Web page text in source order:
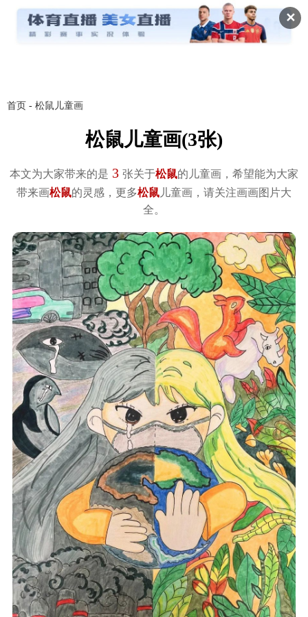
✕
首页 - 松鼠儿童画
松鼠儿童画(3张)
本文为大家带来的是 3 张关于松鼠的儿童画，希望能为大家
带来画松鼠的灵感，更多松鼠 儿童画，请关注画画图片大
全。